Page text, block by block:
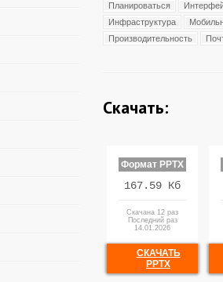
Планироваться
Инфраструктура
Производительность
Скачать:
Формат PPTX
167.59 Кб
Скачана 12 раз
Последний раз
14.01.2026
СКАЧАТЬ
PPTX